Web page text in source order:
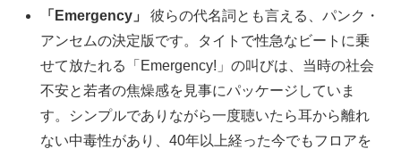
「Emergency」
彼らの代名詞とも言える、パンク・
アンセムの決定版です。タイトで性急なビートに乗
せて放たれる「Emergency!」の叫びは、当時の社会
不安と若者の焦燥感を見事にパッケージしていま
す。シンプルでありながら一度聴いたら耳から離れ
ない中毒性があり、40年以上経った今でもフロアを